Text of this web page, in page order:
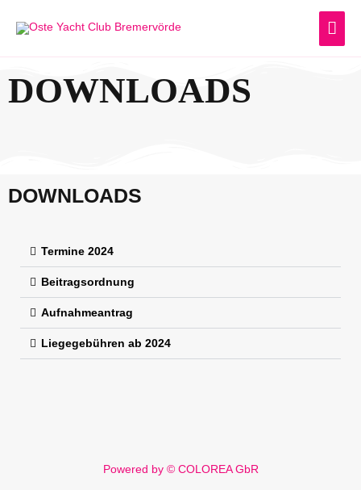
Inhalt
DOWNLOADS
DOWNLOADS
Termine 2024
Beitragsordnung
Aufnahmeantrag
Liegegebühren ab 2024
Powered by © COLOREA GbR